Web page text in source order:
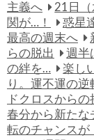
主義へ
21日
関が…！
惑星
最高の週末へ
らの脱出
週半
の絆を…
楽し
り。運不運の逆
ドクロスからの
春分から新たな
転のチャンスが